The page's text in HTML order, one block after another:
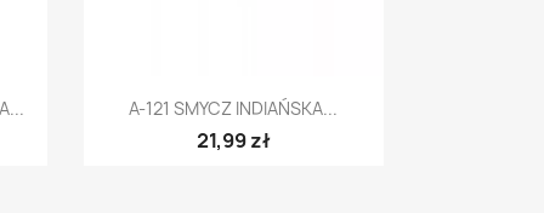
Szybki podgląd
A-121 SMYCZ INDIAŃSKA...
21,99 zł